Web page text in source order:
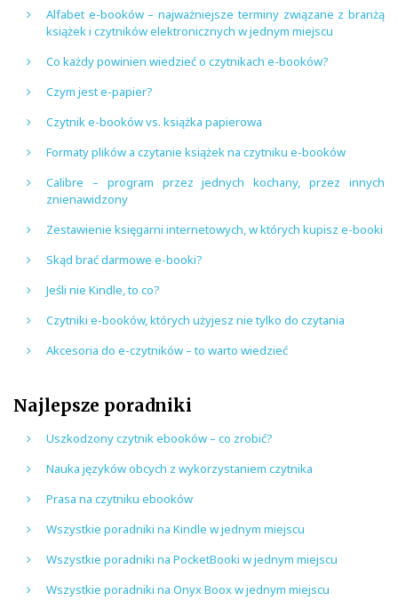
Alfabet e-booków – najważniejsze terminy związane z branżą
książek i czytników elektronicznych w jednym miejscu
Co każdy powinien wiedzieć o czytnikach e-booków?
Czym jest e-papier?
Czytnik e-booków vs. książka papierowa
Formaty plików a czytanie książek na czytniku e-booków
Calibre – program przez jednych kochany, przez innych
znienawidzony
Zestawienie księgarni internetowych, w których kupisz e-booki
Skąd brać darmowe e-booki?
Jeśli nie Kindle, to co?
Czytniki e-booków, których użyjesz nie tylko do czytania
Akcesoria do e-czytników – to warto wiedzieć
Najlepsze poradniki
Uszkodzony czytnik ebooków – co zrobić?
Nauka języków obcych z wykorzystaniem czytnika
Prasa na czytniku ebooków
Wszystkie poradniki na Kindle w jednym miejscu
Wszystkie poradniki na PocketBooki w jednym miejscu
Wszystkie poradniki na Onyx Boox w jednym miejscu